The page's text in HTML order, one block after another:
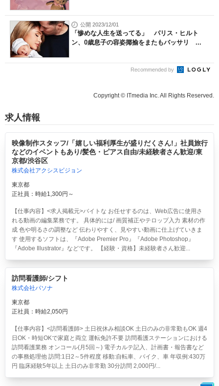
公開 2023/12/01
「惨めな人生を送ってる」 パリス・ヒルト
ン、0歳息子の容姿揶揄をまたもバッサリ ...
Recommended by
Copyright © ITmedia Inc. All Rights Reserved.
求人情報
映像制作スタッフ/「嬉しい福利厚生が盛りだくさん!」社員旅行
などのイベントもあり/髪色・ピアス自由/未経験者さん歓迎/東
京都/渋谷区
株式会社アクシスビジョン
東京都
正社員：時給1,300円～
【仕事内容】<求人掲載元>バイトな お任せするのは、Web広告に使用さ
れる動画の編集業務です。 具体的には/ 画質補正やテロップ入力 素材の作
成 色や明るさの調整など 伝わりやすく、見やすい動画に仕上げていきま
す 使用するソフトは、『Adobe Premier Pro』『Adobe Photoshop』
『Adobe Illustrator』などです。 【経験・資格】未経験者さん歓迎...
訪問看護師/シフト
株式会社パソナ
東京都
正社員：時給2,050円
【仕事内容】<訪問看護師> 土日祝休み相談OK 土日のみの非常勤もOK 週4
日OK・時短OKで家庭と両立 運転免許不要 訪問看護ステーションにおける
訪問看護業務 オンコール(月5回～) 電子カルテ記入、計画書・報告書など
の事務処理他 訪問:1日2～5件程度 移動:自転車、バイク、車 年収例:430万
円 臨床経験5年以上 土日のみ非常勤 30分訪問 2,000円/...